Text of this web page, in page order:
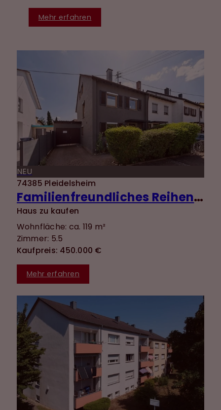
Mehr erfahren
NEU
74385 Pleidelsheim
Familienfreundliches Reihenendhaus in ruhiger Lage mit Süd-Terrasse und gepflegtem Garten
Haus zu kaufen
Wohnfläche: ca. 119 m²
Zimmer: 5.5
Kaufpreis: 450.000 €
Mehr erfahren